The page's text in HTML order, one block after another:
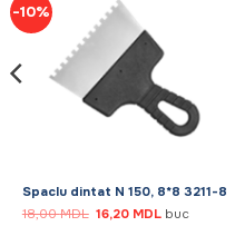
-10%
Spaclu dintat N 150, 8*8 3211-8
18,00MDL Prețul
inițial
16,20 MDLPrețul
buc